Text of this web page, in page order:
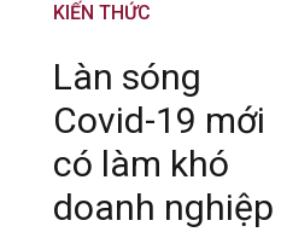
KIẾN THỨC
Làn sóng
Covid-19 mới
có làm khó
doanh nghiệp